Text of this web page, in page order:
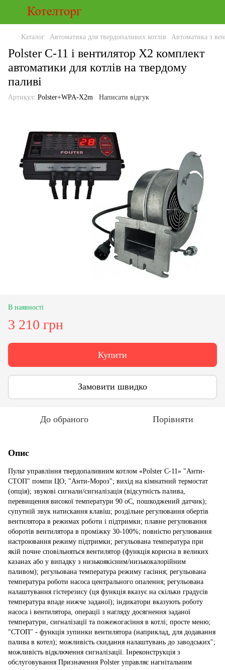
Каталог Автоматика для твердопаливих котлів Автоматика з
Polster C-11 і вентилятор X2 комплект
автоматики для котлів на твердому
паливі
Артикул: Polster+WPA-X2m Написати відгук
В наявності
3 210 грн
Купити
Замовити швидко
До обраного Порівняти
Опис
Пульт управління твердопаливним котлом «Polster C-11» "Анти-СТОП" помпи ЦО; "Анти-Мороз"; вихід на кімнатний термостат (опція); звукові сигнали/сигналізація (відсутність палива, перевищення високої температури 90 oС, пошкоджений датчик); супутній звук натискання клавіш; роздільне регулювання обертів вентилятора в режимах роботи і підтримки; плавне регулювання оборотів вентилятора в проміжку 30-100%; повністю регулювання настроювання режиму підтримки; регульована температура при якій почне сповільняться вентилятор (функція корисна в великих казанах або у випадку з низькоякісним/низькокалорійним паливом); регульована температура режиму гасіння; регульована температура роботи насоса центрального опалення; регульована налаштування гістерезису (ця функція вказує на скільки градусів температура впаде нижче заданої); індикатори вказують роботу насоса і вентилятора, операції з нагляду досягнення заданої температури, сигналізації та пожежогасіння в котлі; просте меню; "СТОП" - функція зупинки вентилятора (наприклад, для додавання палива в котел); можливість скидання налаштувань до заводських"; можливість відключення сигналізації. Інреконструкція з обслуговування Призначення Polster управляє нагнітальним вентилятором в котлах систем центрального опалення, а також циркуляційним насосом. Даний блок управління володіє багатьма функціями, простий в обслуговуванні і надійний в роботі. Програмування установок меню Щоб здійснити зміни в меню блоку управління слід натиснути кнопку МЕНЮ і потримати протягом 3 секунд. На дисплеї з'явиться перший параметр. Кнопками +, ― можна вибирати те, що ми хочемо змінити. Вибравши параметр, слід знову натиснути кнопку МЕНЮ. Потім за допомогою кнопки + або – зменшуємо або збільшуємо його рівень. Повторним натисканням кнопки МЕНЮ зберігається зміна. Блок управління автоматично вийде з МЕНЮ, якщо не натискати ніяких кнопок протягом 3 секунд. Можливо, повернутися до заводських установок у разі порушення регулювань автоматики. З цією метою параметр функції (ЗУ – заводські установки) слід встановити на і і натиснути кнопку «МЕНЮ», щоб зберегти. Пояснення функцій в меню блоку управління - СР (час продуву) – час, на яке варто включити повітродувку під час продуву (регулювання в обсязі 5-59 сек.) - РР (перерва продуву) перерва між продуваннями (регулювання в обсязі 1-99 хв) - Ob (обороти повітродувки) – сила наддуву, виражена у відсотках (регулювання в обсязі 30-99%, причому 99 означає повну потужність повітродувки) - ОР (обороти під час продувок) – сила наддуву під час продувок (регулювання в обсязі 30-99%) ― tP (температура підключення насоса центрального опалення) – температура, при якій підключається насос центрального опалення (регулювання в обсязі 25-70) - НІ (гістерезис) – цей параметр говорить про те, на скільки градусів має впасти температура на котлі нижче заданої, щоб включилася повітродувка (регулювання в обсязі 0-5 градусів) - bu (виключення/включення повністю звукової сигналізації, що інформує про відсутність палива). Установка параметра на 0 означає відсутність звукових сигналів. - tO (межа уповільнення оборотів) – дуже важлива функція, застосовна зокрема в малих казанах і при воздуходувках, оснащених клапанами на виході повітря. За допомогою даної функції встановлюємо, з якого моменту повітродувка повинна почати сповільнювати оберти, коли температура на котлі доходить до температури, заданої на регуляторі (регулювання в обсязі 0-10 при чому 0 означає повне виключення уповільнення обертів!). Установка параметра на 10 означає, що за 10 градусів до температури, заданої повітродувкою, обороти починають сповільнюватися. Установка параметра на 1 означає уповільнення до 1 градуса. За допомогою функції «tO» ми можемо: ― відрегулювати уповільнення оборотів, так щоб температура не надто перевищувала заданої температури ― обмежити ефект недобору повітря. У воздуходувках, оснащених клапанами, часто трапляється (якщо обороти встановити, напр. на 30%, а повітродувка занадто рано уповільнює при досягненні заданої температури), що клапан занадто рано закривається, а котел не встиг досягти заданої температури. Тільки блок керування, оснащений такою функцією, що дозволяє уникнути цих проблем. - tu (температура виключення регулятора) – температура нижче якої пульт управління переходить в режим очікування. Запалюється лампочка СТОП і вимикається повітродувка (регулювання в об'ємі 25-50 відсотків) УВАГА: Мінімальна температура, яку можна встановити на регуляторі, завжди буде на 10 градусів вище, ніж температура виключення регулятора – параметр «tu». Наприклад, якщо параметр «tu» встановимо на 40, тоді мінімальна температура, яку можна буде встановити на котлі, буде 50 градусів. Мета цього – уникнути небажаного охолодження котла у випадку, коли можна було б, наприклад, встановити на котлі температуру на 3 градуси вище, ніж параметр «tu». Оскільки тоді могло б статися так, що температури знизилася б на 3 градуси (гістерезис) і контролер перейшов би в режим очікування. - ЗІ (час відключення насоса центрального опалення) функція використовується під час роботи регулятора з кімнатним термостатом (вихід на термостат є додатковим обладнанням – ВИБІР). Існує можливість встановити, на певний час повинен бути відключений циркулюючий насос з метою можливої стабілізації температури в приміщенні. Під час роботи термостата насос під'єднується циклічно на 30 секунд з перервами, встановленими описаним параметром «ЗІ». - UF (заводські установки) – установка параметрів І означає повернення до заводських установок. 3.розпалювання в котлі Підключити живлення контролера мережевим вимикачем. Встановити бажану температуру кнопками (+), (-). В ході виставлення на дисплеї з'явиться пульсуючий рівень виставленої температури. Натискання кнопки СТАРТ викликає включення наддуву в котлі і запалювання застережливого діода (ПУСК). Після досягнення виставленої температури надувши автоматично вимикається. Запалюється діод КОНТРОЛЬ. Після виконання перерахованих вище дій контролер забезпечує: Постійне підтримання виставленої температури котла системи центрального опалення шляхом автоматичного підключення наддуву в топку. Повітродувка підключається, коли температура знижується і вимикається, коли досягає виставленого рівня температури. Автоматичне підключення циркулюючого насоса центрального опалення після того, як котел досягне рівня температури, виставленої для кругового насоса. Мимовільне вимикання живлення наддуву і циркулюючого насоса після вичерпання запасу палива в топці. Постійні показання температури котла на дисплеї LED. Контрольні лампочки, інформують про роботу контролера: СТОП – закінчення роботи контролера. Якщо діод СТОП моргає, значить в котлі закінчилося паливо. У цьому випадку також включається звуковий сигналізатор. ПУСК – сигналізує про включення процедури розпалювання. Ця сигнальна лампочка горить до моменту, поки котел не досягне рівня температури, виставленого користувачем. КОНТРОЛЬ – ^запалений діод інформує про те, що котел досягло заданої температури. Миготливий діод КОНТРОЛЬ інформує про роботу кімнатного термостата (ВИБІР). ТРИВОГА – ^ діод, що сигналізує про загрозливому становищі. Включення відбувається одночасно зі звуковим сигналом. НАСОС – сигналізує про підключення циркулюючого насоса. ПОВІТРОДУВКА – ^ сигналізує про підключення повітродувки. У командо-контролер Polster повітродувку можна вимкнути в будь-який момент. Для цього слід натиснути кнопку СТОП. Вимкнення повітродувки застосовується, зокрема, в процесі додавання в піч. Щоб активувати повітродувку слід натиснути кнопку СТАРТ. Після досягнення котлом заданої температури в режимі очікування автоматика дозволяє періодично підключати повітродувку (так званий Продув). Принцип дії регулятора Регулятор температури Polster може функціонувати в 5 режимах роботи: Розпалювання Регулювання Контроль Тривога Згасання Розпалювання Після завантаження котла паливом виставляємо бажану температуру, яку потрібно отримати в котлі. Для цього кнопками (+, -) вибираємо бажаний рівень температури. Потім натискаємо кнопку СТАРТ. Відбувається розпалювання в печі. Повітродувка буде працювати до тих пір, поки вода в котлі не досягне температури, виставленої на контролері. Під час розпалювання, як і під час всього процесу горіння, на дисплеї з'являється температура води, існуюча в даний час. Регулювання У цьому режимі роботи регулятор повинен підтримувати найбільш стабільну температуру води в котлі. Це відбувається за принципом підключення повітродувки, коли температура знизиться нижче заданої, і виключення, коли температура води перевищить рівень виставлений користувачем. Після перевищення заданої температури контролер автоматично переходить в режим контролю. КОНТРОЛЬ (ПРОДУВКИ) В цей режим роботи контролер переходить, коли температура води в котлі буде вище заданої температури. У цьому режимі починає діяти функція охолодження. Це циклічне підключення повітродувки в залежності від того, як встановлена ця функція. Можна довільно встановити, в який час повинна включатися повітродувка і як надовго. Завдяки продуву з топки видаляються гази внутрішнього згоряння. Крім того, продув переслідує мета ― якомога довше протримати контролер в режимі очікування. Цю функцію також можна зовсім відключити. Продування слід встановити таким чином, щоб вони не були занадто часті, оскільки це буде викликати несподіване підвищення температури. Циклічне включення повітродувки тоді буде видавати занадто великі порції повітря в топку, що викличе підвищення температури. ТРИВОГА (контролер Polster оснащений звуковою сигналізацією, що інформує про вичерпання палива в котлі, про перевищення рівня температури 90 0С, зниження температури нижче 5 0З, а також про пошкодження датчика котла) Після перевищення рівня температури 90 0З настає включення процедури охолодження котла. Відбувається автоматичне відключення живлення повітродувки і обов'язкове включення кругового насоса. На дисплеї з'являється повідомлення і включається звукова сигналізація, а також діод ТРИВОГА. Якщо температура знизилася, контролер повер